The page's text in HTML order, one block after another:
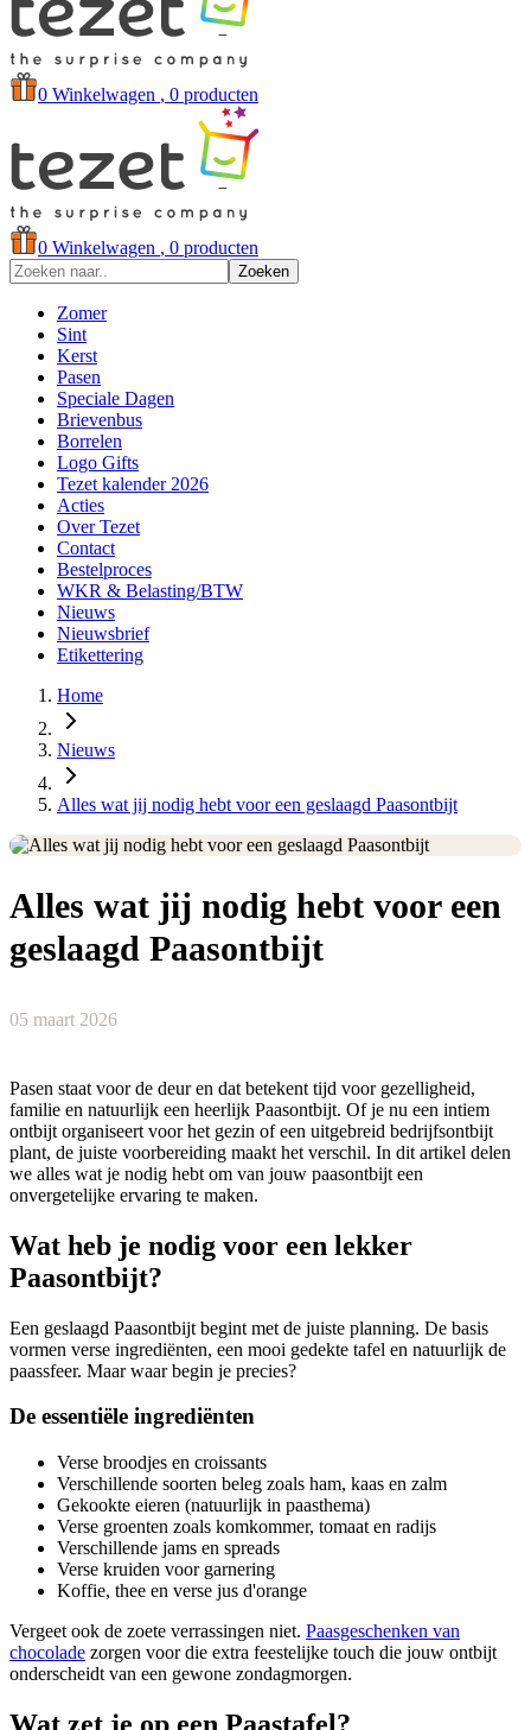
0 Winkelwagen , 0 producten
0 Winkelwagen , 0 producten
Zoeken
Zomer
Sint
Kerst
Pasen
Speciale Dagen
Brievenbus
Borrelen
Logo Gifts
Tezet kalender 2026
Acties
Over Tezet
Contact
Bestelproces
WKR & Belasting/BTW
Nieuws
Nieuwsbrief
Etikettering
Home
Nieuws
Alles wat jij nodig hebt voor een geslaagd Paasontbijt
Alles wat jij nodig hebt voor een
geslaagd Paasontbijt
05 maart 2026
Pasen staat voor de deur en dat betekent tijd voor gezelligheid,
familie en natuurlijk een heerlijk Paasontbijt. Of je nu een intiem
ontbijt organiseert voor het gezin of een uitgebreid bedrijfsontbijt
plant, de juiste voorbereiding maakt het verschil. In dit artikel delen
we alles wat je nodig hebt om van jouw paasontbijt een
onvergetelijke ervaring te maken.
Wat heb je nodig voor een lekker
Paasontbijt?
Een geslaagd Paasontbijt begint met de juiste planning. De basis
vormen verse ingrediënten, een mooi gedekte tafel en natuurlijk de
paassfeer. Maar waar begin je precies?
De essentiële ingrediënten
Verse broodjes en croissants
Verschillende soorten beleg zoals ham, kaas en zalm
Gekookte eieren (natuurlijk in paasthema)
Verse groenten zoals komkommer, tomaat en radijs
Verschillende jams en spreads
Verse kruiden voor garnering
Koffie, thee en verse jus d'orange
Vergeet ook de zoete verrassingen niet. Paasgeschenken van
chocolade zorgen voor die extra feestelijke touch die jouw ontbijt
onderscheidt van een gewone zondagmorgen.